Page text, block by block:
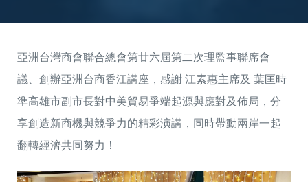
亞洲台灣商會聯合總會第廿六屆第二次理監事聯席會
議、創辦亞洲台商香江講座，感謝 江素惠主席及 葉匡時
準高雄市副市長對中美貿易爭端起源與應對及佈局，分
享創造新商機與競爭力的精彩演講，同時帶動兩岸一起
翻轉經濟共同努力！